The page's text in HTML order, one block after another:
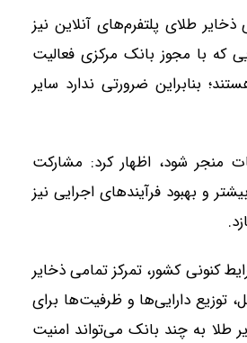
طلای پلتفرم‌های آنلاین نیز
که با مجوز بانک مرکزی فعالیت
بنابراین ضرورتی ندارد سایر
منجر شود، اظهار کرد: مشارکت
و بهبود فرآیندهای اجرایی نیز
کنونی کشور، تمرکز تمامی ذخایر
توزیع دارایی‌ها و ظرفیت‌ها برای
به چند بانک می‌تواند امنیت